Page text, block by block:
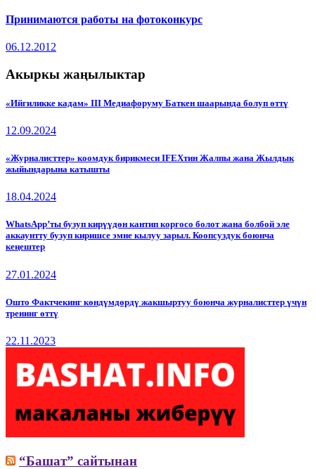
Принимаются работы на фотоконкурс
06.12.2012
Акыркы жаңылыктар
«Ийгиликке кадам» III Медиафоруму Баткен шаарында болуп өттү
12.09.2024
«Журналисттер» коомдук бирикмеси IFEXтин Жалпы жана Жылдык
жыйындарына катышты
18.04.2024
WhatsApp’ты бузуп кирүүдөн кантип коргосо болот жана болбой эле
аккаунтту бузуп киришсе эмне кылуу зарыл. Коопсуздук боюнча
кеңештер
27.01.2024
Ошто Фактчекинг көндүмдөрдү жакшыртуу боюнча журналисттер үчүн
тренинг өттү
22.11.2023
“Башат” сайтынан